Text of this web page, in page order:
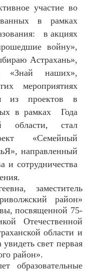
участие во
в рамках
в акциях
войну»,
Астрахань»,
«Знай наших»,
мероприятиях
из проектов в
в рамках
Года
области, стал
«Семейный
направленный
и сотрудничества
заместитель
район»
посвященной 75-
Отечественной
области и
свет первая
район».
образовательные